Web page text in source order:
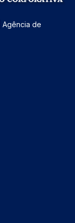
Agência de